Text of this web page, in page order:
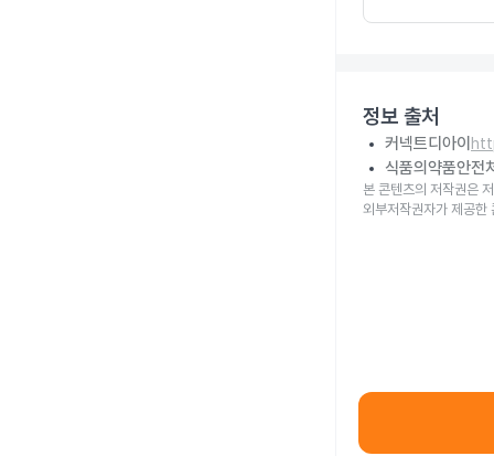
정보 출처
커넥트디아이
식품의약품안전
본 콘텐츠의 저작권은
외부저작권자가 제공한